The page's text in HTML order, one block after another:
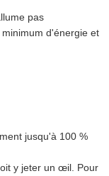
pas
d'énergie et
jusqu'à 100 %
y jeter un œil. Pour